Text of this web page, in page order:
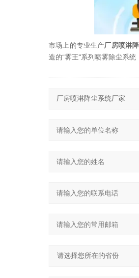
市场上的专业生产厂房喷淋
造的“雾王"系列喷雾除尘系